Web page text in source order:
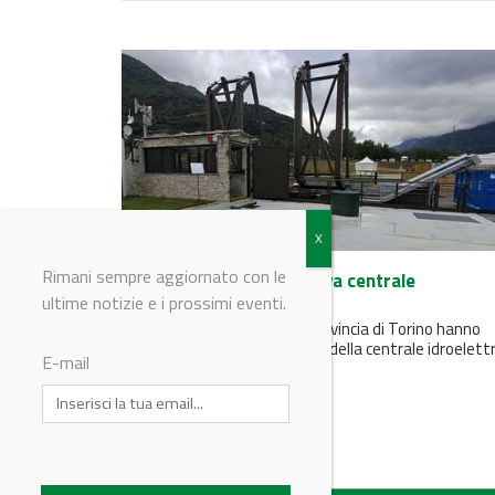
Edison inaugura una nuova centrale
idroelettrica in Piemonte
I residenti di sei Comuni in provincia di Torino hanno
contribuito alla realizzazione della centrale
Rimani sempre aggiornato con le
ultime notizie e i prossimi eventi.
E-mail